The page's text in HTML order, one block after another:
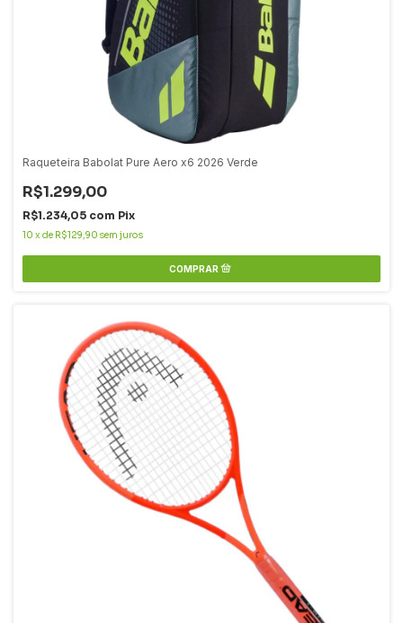
Raqueteira Babolat Pure Aero x6 2026 Verde
R$1.299,00
R$1.234,05 com Pix
10 x de R$129,90 sem juros